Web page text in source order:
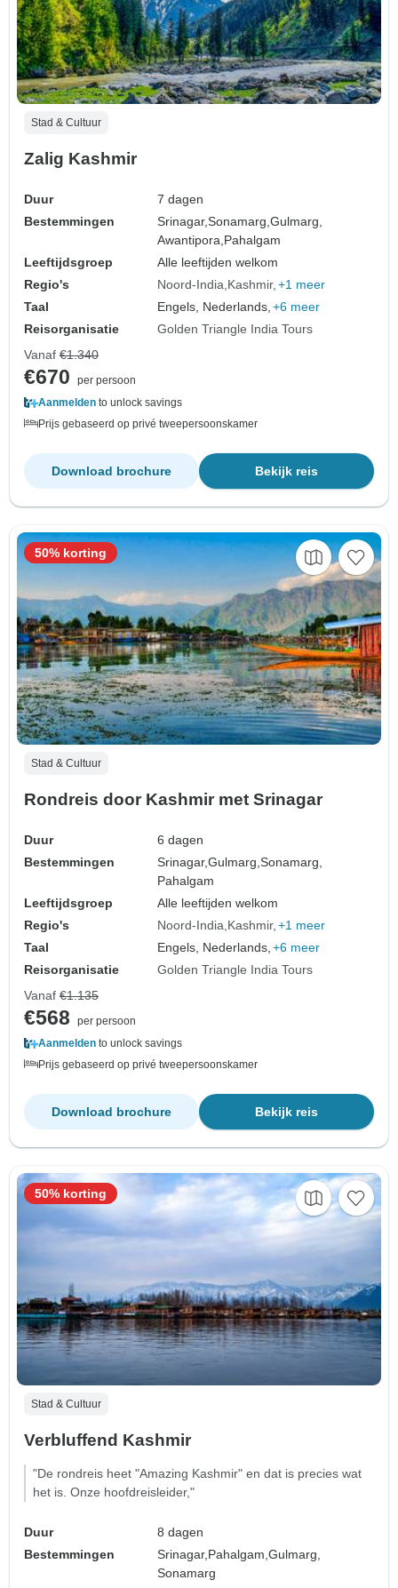
Stad & Cultuur
Zalig Kashmir
Duur
7 dagen
Bestemmingen
Srinagar,Sonamarg,Gulmarg,
Awantipora, Pahalgam
Leeftijdsgroep
Alle leeftijden welkom
Regio's
Noord-India Kashmir +1 meer
Taal
Engels, Nederlands, +6 meer
Reisorganisatie
Golden Triangle India Tours
Vanaf €1.340
€670
per persoon
Aanmelden to unlock savings
Prijs gebaseerd op privé tweepersoonskamer
Bekijk reis
Download brochure
Stad & Cultuur
Rondreis door Kashmir met Srinagar
Duur
6 dagen
Bestemmingen
Srinagar,Gulmarg,Sonamarg,
Pahalgam
Leeftijdsgroep
Alle leeftijden welkom
Regio's
Noord-India Kashmir +1 meer
Taal
Engels, Nederlands, +6 meer
Reisorganisatie
Golden Triangle India Tours
50% korting
Vanaf €1.135
€568
per persoon
Aanmelden to unlock savings
Prijs gebaseerd op privé tweepersoonskamer
Bekijk reis
Download brochure
Stad & Cultuur
Verbluffend Kashmir
"De rondreis heet "Amazing Kashmir" en dat is precies wat
het is. Onze hoofdreisleider,"
Duur
8 dagen
Bestemmingen
Srinagar, Pahalgam,Gulmarg,
Sonamarg
50% korting